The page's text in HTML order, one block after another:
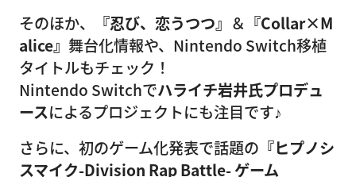
そのほか、
『忍び、恋うつつ』 ＆ 『Collar×M
alice』 舞台化情報や、Nintendo Switch移植
タイトルもチェック！
Nintendo Switchでハライチ岩井氏プロデュ
ースによるプロジェクトにも注目です♪
さらに、初のゲーム化発表で話題の 『ヒプノシ
スマイク-Division Rap Battle- ゲーム